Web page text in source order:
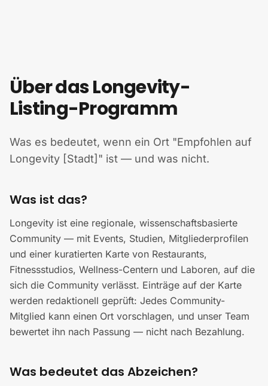
Über das Longevity-
Listing-Programm
Was es bedeutet, wenn ein Ort "Empfohlen auf
Longevity [Stadt]" ist — und was nicht.
Was ist das?
Longevity ist eine regionale, wissenschaftsbasierte
Community — mit Events, Studien, Mitgliederprofilen
und einer kuratierten Karte von Restaurants,
Fitnessstudios, Wellness-Centern und Laboren, auf die
sich die Community verlässt. Einträge auf der Karte
werden redaktionell geprüft: Jedes Community-
Mitglied kann einen Ort vorschlagen, und unser Team
bewertet ihn nach Passung — nicht nach Bezahlung.
Was bedeutet das Abzeichen?